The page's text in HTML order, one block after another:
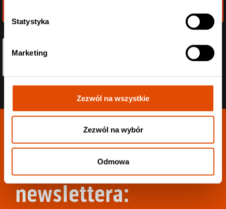
Statystyka
Marketing
Zezwól na wszystkie
Zezwól na wybór
Odmowa
Dołącz do
newslettera: